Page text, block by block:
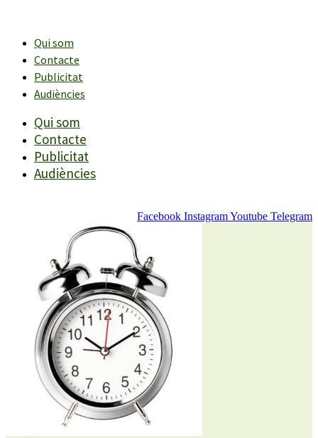
contingutQui som
Contacte
Publicitat
Audiències
Qui som
Contacte
Publicitat
Audiències
Facebook InstagramYoutube Telegram